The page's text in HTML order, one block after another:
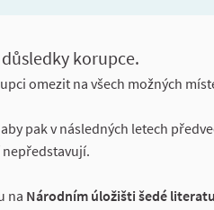
korupce.
omezit na všech možných
pak v následných letech
nepředstavují.
na Národním úložišti šedé